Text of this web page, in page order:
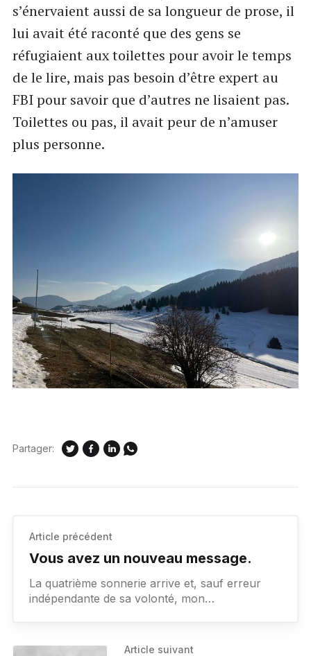
s’énervaient aussi de sa longueur de prose, il
lui avait été raconté que des gens se
réfugiaient aux toilettes pour avoir le temps
de le lire, mais pas besoin d’être expert au
FBI pour savoir que d’autres ne lisaient pas.
Toilettes ou pas, il avait peur de n’amuser
plus personne.
Partager:
Article précédent
Vous avez un nouveau message.
La quatrième sonnerie arrive et, sauf erreur
indépendante de sa volonté, mon
Article suivant